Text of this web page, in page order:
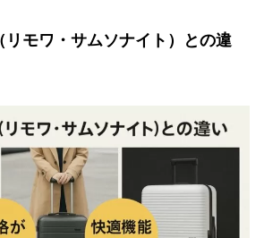
リモワ・サムソナイト）との違